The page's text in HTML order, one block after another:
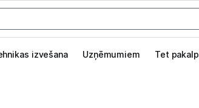
izvešana Uzņēmumiem Tet
Pieslēgties